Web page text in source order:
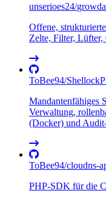
unserioes24/
Offene,
Zelte, Filter, Lüfter,
ToBee94/Shellock
Mandantenfähiges
Verwaltung,
(Docker) und
ToBee94/cloudns-
PHP-SDK für die